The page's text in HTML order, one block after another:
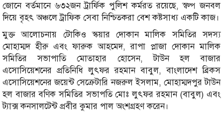
জোনে বর্তমানে ৬৩২জন ট্রার্ফিক পুলিশ কর্মরত রয়েছে, স্বল্প জনবল
দিয়ে বৃহৎ অঞ্চলে ট্রাফিক সেবা নিশ্চিতকরা বেশ কষ্টসাধ্য একটি কাজ।
মুক্ত আলোচনায় টোকিও স্কয়ার দোকান মালিক সমিতির সদস্য
মোহাম্মদ হীরু এবং ফারুক আহমেদ, রাপা প্লাজা দোকান মালিক
সমিতির সভাপাতি মোতাহার হোসেন, টাউন হল বাজার
এসোসিয়েশনের প্রতিনিধি লুৎফর রহমান বাবুল, বাংলাদেশ ব্রিকস
এসোসিয়েশনের জয়েন্ট সেক্রেটারি নজরুল ইসলাম, মোহাম্মদপুর টাউন
হল বাজার বণিক সমিতির সভাপতি মোঃ লুৎফর রহমান (বাবুল) এবং
ট্যাক্স কনসালটেন্ট প্রবীর কুমার পাল অংশগ্রহণ করেন।